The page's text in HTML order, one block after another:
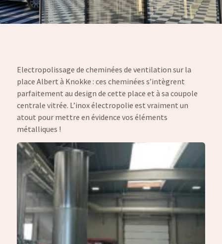
Electropolissage de cheminées de ventilation sur la
place Albert à Knokke : ces cheminées s’intègrent
parfaitement au design de cette place et à sa coupole
centrale vitrée. L’inox électropolie est vraiment un
atout pour mettre en évidence vos éléments
métalliques !